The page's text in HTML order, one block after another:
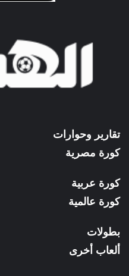
تقارير وحوارات
كورة مصرية
كورة عربية
كورة عالمية
بطولات
ألعاب أخرى